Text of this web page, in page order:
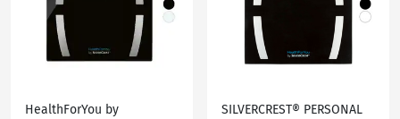
HealthForYou by
SILVERCREST® PERSONAL